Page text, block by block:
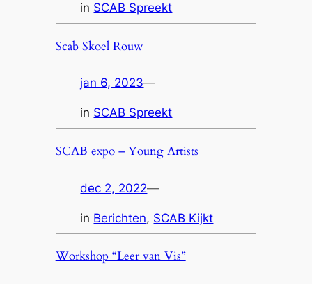
in SCAB Spreekt
Scab Skoel Rouw
jan 6, 2023—
in SCAB Spreekt
SCAB expo – Young Artists
dec 2, 2022—
in Berichten, SCAB Kijkt
Workshop “Leer van Vis”